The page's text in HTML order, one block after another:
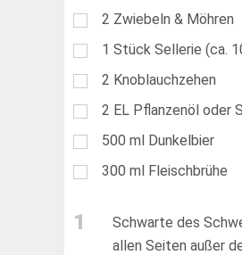
2 Zwiebeln & Möhren
1 Stück Sellerie (ca.
2 Knoblauchzehen
2 EL Pflanzenöl oder
500 ml Dunkelbier
300 ml Fleischbrühe
1
Schwarte des
allen Seiten außer